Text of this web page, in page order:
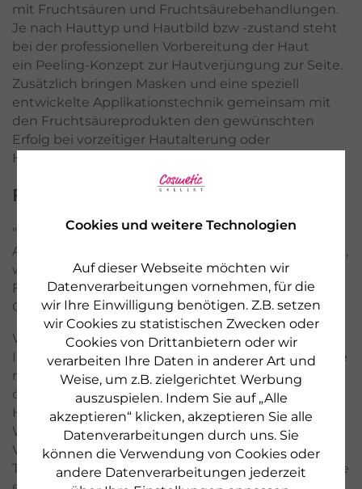
Cookies und weitere Technologien
Auf dieser Webseite möchten wir
Datenverarbeitungen vornehmen, für die
wir Ihre Einwilligung benötigen. Z.B. setzen
wir Cookies zu statistischen Zwecken oder
Cookies von Drittanbietern oder wir
verarbeiten Ihre Daten in anderer Art und
Weise, um z.B. zielgerichtet Werbung
auszuspielen. Indem Sie auf „Alle
akzeptieren“ klicken, akzeptieren Sie alle
Datenverarbeitungen durch uns. Sie
können die Verwendung von Cookies oder
andere Datenverarbeitungen jederzeit
mit Fruchtsäuren und Fruchtsäurebehandlungen.
Je nach Hauttyp und Hautbild bzw -zustand steht
bei der professionellen Vorbereitung der Haut
ein Peeling-Konzept zur Hautverjüngung zur Seite.
Zusätzlich bringen Masken und eine speziell
entwickelte Applikationstechnik gemeinsam mit
den Fruchtsäureprodukten den gewünschten
Erfolg bei vorzeitiger Hautalterung oder
Hautunreinheiten.
Fruchtsäure Kosmetik
"Säure für meine Haut - das ist mir zu heikel."
Aussagen dieser Art gehören der Vergangenheit an,
wenn Sie sich für Fruchtsäure Produkte und
Fruchtsäurebehandlungen von DR.
GRANDEL oder PHYRIS entscheiden.
Was Sie wissen sollten! Fruchtsäuren "arbeiten auf
Ihrer Haut". Das heißt, Sie werden etwas spüren. Die
meisten Personen beschreiben das Gefühl nach
dem Auftragen als leichtes Kribbeln oder Prickeln.
Hin und wieder kommt es auch zu Rötungen oder
Wärmegefühl. Also erschrecken Sie nicht, dieser
Vorgang ist vollkommen normal. Und auch ein paar
Tage nach dem Einsatz von Fruchtsäure werden Sie